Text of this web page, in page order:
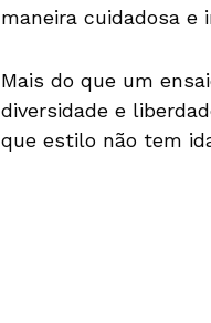
maneira cuidadosa e
Mais do que um
diversidade e
que estilo não tem